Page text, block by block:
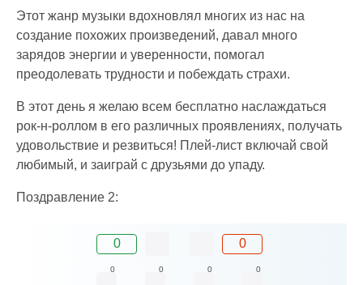
Этот жанр музыки вдохновлял многих из нас на
создание похожих произведений, давал много
зарядов энергии и уверенности, помогал
преодолевать трудности и побеждать страхи.
В этот день я желаю всем бесплатно наслаждаться
рок-н-роллом в его различных проявлениях, получать
удовольствие и резвиться! Плей-лист включай свой
любимый, и заиграй с друзьями до упаду.
Поздравление 2:
0 0
0 0 0 0